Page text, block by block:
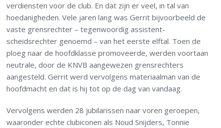
verdiensten voor de club. En dat zijn er veel, in tal van
hoedanigheden. Vele jaren lang was Gerrit bijvoorbeeld de
vaste grensrechter – tegenwoordig assistent-
scheidsrechter genoemd – van het eerste elftal. Toen de
ploeg naar de hoofdklasse promoveerde, werden voortaan
neutrale, door de KNVB aangewezen grensrechters
aangesteld. Gerrit werd vervolgens materiaalman van de
hoofdmacht en dat is hij tot op de dag van vandaag.
Vervolgens werden 28 jubilarissen naar voren geroepen,
waaronder echte clubiconen als Noud Snijders, Tonnie